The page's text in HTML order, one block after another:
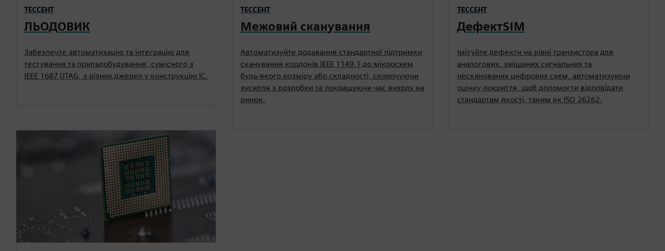
ТЕССЕНТ
ЛЬОДОВИК
Забезпечте автоматизацію та інтеграцію для
тестування та приладобудування, сумісного з
IEEE 1687 IJTAG, з різних джерел у конструкцію ІС.
ТЕССЕНТ
Межовий сканування
Автоматизуйте додавання стандартної підтримки
сканування кордонів IEEE 1149.1 до мікросхем
будь-якого розміру або складності, скорочуючи
зусилля з розробки та покращуючи час виходу на
ринок.
ТЕССЕНТ
ДефектSIM
Імітуйте дефекти на рівні транзистора для
аналогових, змішаних сигнальних та
несканованих цифрових схем, автоматизуючи
оцінку покриття, щоб допомогти відповідати
стандартам якості, таким як ISO 26262.